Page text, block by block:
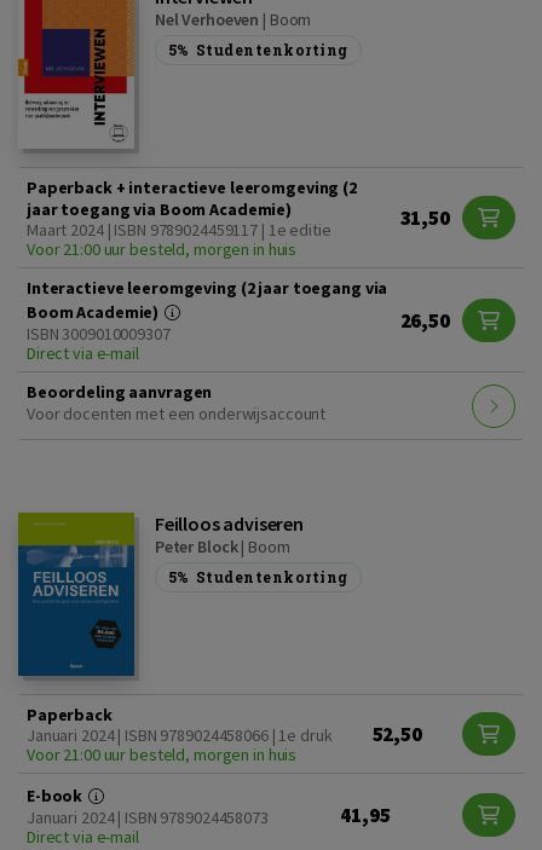
Nel Verhoeven | Boom
5% Studentenkorting
Paperback + interactieve leeromgeving (2
jaar toegang via Boom Academie)
Maart 2024 | ISBN 9789024459117 | 1e editie
Voor 21:00 uur besteld, morgen in huis
31,50
Interactieve leeromgeving (2 jaar toegang via
Boom Academie)
ISBN 3009010009307
Direct via e-mail
26,50
Beoordeling aanvragen
Voor docenten met een onderwijsaccount
Feilloos adviseren
Peter Block| Boom
5% Studentenkorting
Paperback
Januari 2024 | ISBN 9789024458066 | 1e druk
Voor 21:00 uur besteld, morgen in huis
52,50
E-book
Januari 2024 | ISBN 9789024458073
Direct via e-mail
41,95